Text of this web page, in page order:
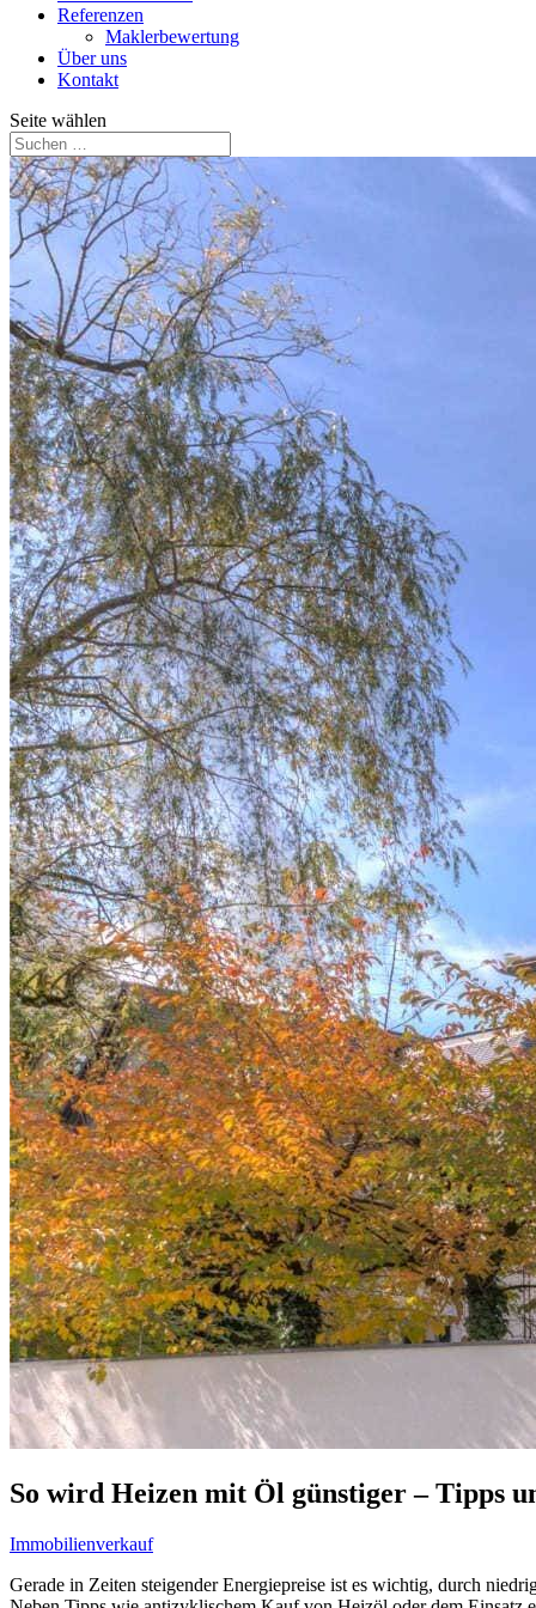
Referenzen
Maklerbewertung
Über uns
Kontakt
Seite wählen
So wird Heizen mit Öl günstiger – Tipps
Immobilienverkauf
Gerade in Zeiten steigender Energiepreise ist es wichtig, durch